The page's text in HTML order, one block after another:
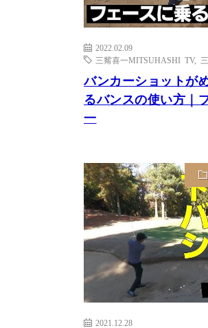
2022.02.09
三觜喜一MITSUHASHI TV,
バンカーショットが
るバンスの使い方｜
一
2021.12.28